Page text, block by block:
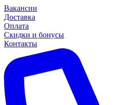
Вакансии
Доставка
Оплата
Скидки и бонусы
Контакты